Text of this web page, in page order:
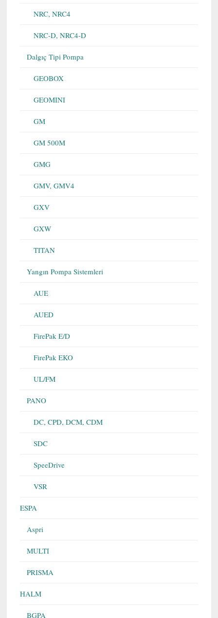
NRC, NRC4
NRC-D, NRC4-D
Dalgıç Tipi Pompa
GEOBOX
GEOMINI
GM
GM 500M
GMG
GMV, GMV4
GXV
GXW
TITAN
Yangın Pompa Sistemleri
AUE
AUED
FirePak E/D
FirePak EKO
UL/FM
PANO
DC, CPD, DCM, CDM
SDC
SpeeDrive
VSR
ESPA
Aspri
MULTI
PRISMA
HALM
BGPA